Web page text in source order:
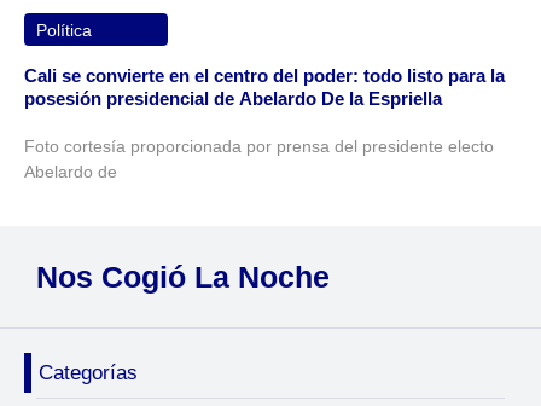
Política
Cali se convierte en el centro del poder: todo listo para la
posesión presidencial de Abelardo De la Espriella
Foto cortesía proporcionada por prensa del presidente electo
Abelardo de
Nos Cogió La Noche
Categorías